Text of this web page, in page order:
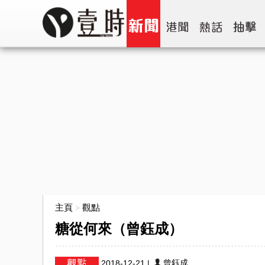
主頁 > 觀點
糖從何來（曾鈺成）
曾鈺成